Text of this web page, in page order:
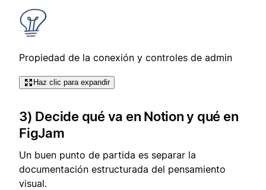
Propiedad de la conexión y controles de admin
Haz clic para expandir
3) Decide qué va en Notion y qué en
FigJam
Un buen punto de partida es separar la
documentación estructurada del pensamiento
visual.